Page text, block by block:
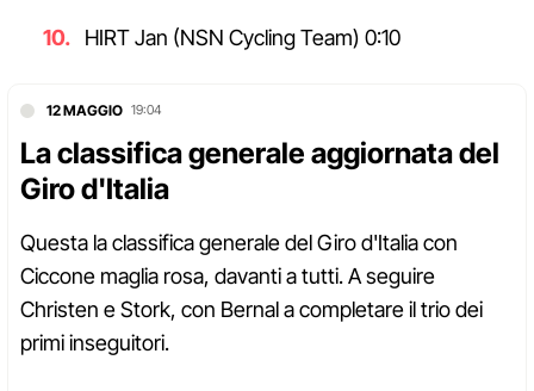
HIRT Jan (NSN Cycling Team) 0:10
12 MAGGIO 19:04
La classifica generale aggiornata del
Giro d'Italia
Questa la classifica generale del Giro d'Italia con
Ciccone maglia rosa, davanti a tutti. A seguire
Christen e Stork, con Bernal a completare il trio dei
primi inseguitori.